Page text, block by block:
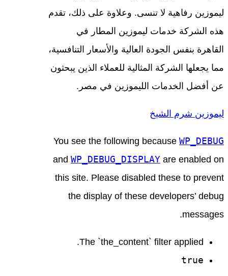
ليموزين رفاهية لا تنسى. وعلاوة على ذلك، تقدم
هذه الشركة خدمات ليموزين المطار في
القاهرة بنفس الجودة العالية والأسعار التنافسية،
مما يجعلها الشركة المثالية للعملاء الذين يبحثون
عن أفضل الخدمات الليموزين في مصر.
ليموزين شرم الشيخ
You see the following because WP_DEBUG
and WP_DEBUG_DISPLAY are enabled on
this site. Please disabled these to prevent
the display of these developers’ debug
messages.
The `the_content` filter applied.
true